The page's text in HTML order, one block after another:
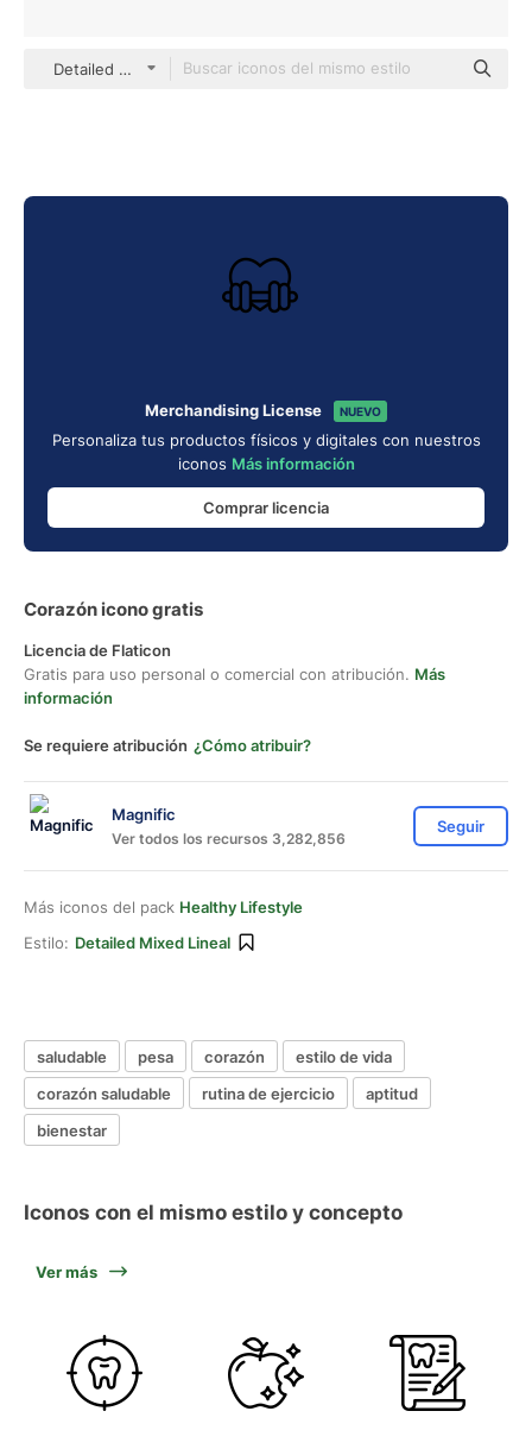
Detailed Mixed Lineal
Merchandising License NUEVO
Personaliza tus productos físicos y digitales con nuestros
iconos Más información
Comprar licencia
Corazón icono gratis
Licencia de Flaticon
Gratis para uso personal o comercial con atribución. Más
información
Se requiere atribución ¿Cómo atribuir?
Magnific
Ver todos los recursos 3,282,856
Seguir
Más iconos del pack Healthy Lifestyle
Estilo: Detailed Mixed Lineal
saludable pesa corazón
estilo de vida
corazón saludable
rutina de ejercicio
aptitud
bienestar
Iconos con el mismo estilo y concepto
Ver más